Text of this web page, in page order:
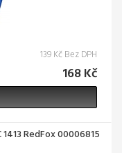
139 Kč Bez DPH
168 Kč
RedFox 00006815